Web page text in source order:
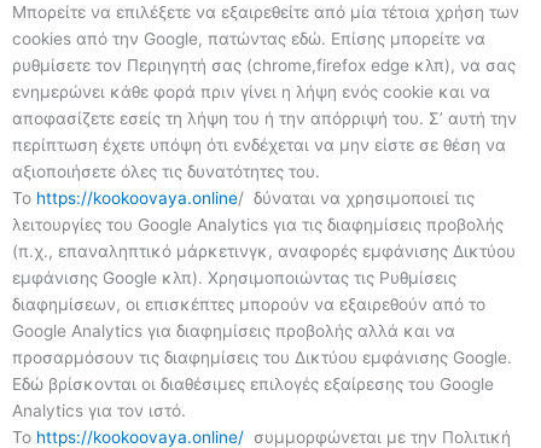
Μπορείτε να επιλέξετε να εξαιρεθείτε από μία τέτοια χρήση των
cookies από την Google, πατώντας εδώ. Επίσης μπορείτε να
ρυθμίσετε τον Περιηγητή σας (chrome,firefox edge κλπ), να σας
ενημερώνει κάθε φορά πριν γίνει η λήψη ενός cookie και να
αποφασίζετε εσείς τη λήψη του ή την απόρριψή του. Σ’ αυτή την
περίπτωση έχετε υπόψη ότι ενδέχεται να μην είστε σε θέση να
αξιοποιήσετε όλες τις δυνατότητες του.
To https://kookoovaya.online/ δύναται να χρησιμοποιεί τις
λειτουργίες του Google Analytics για τις διαφημίσεις προβολής
(π.χ., επαναληπτικό μάρκετινγκ, αναφορές εμφάνισης Δικτύου
εμφάνισης Google κλπ). Χρησιμοποιώντας τις Ρυθμίσεις
διαφημίσεων, οι επισκέπτες μπορούν να εξαιρεθούν από το
Google Analytics για διαφημίσεις προβολής αλλά και να
προσαρμόσουν τις διαφημίσεις του Δικτύου εμφάνισης Google.
Εδώ βρίσκονται οι διαθέσιμες επιλογές εξαίρεσης του Google
Analytics για τον ιστό.
To https://kookoovaya.online/ συμμορφώνεται με την Πολιτική